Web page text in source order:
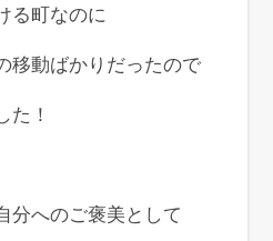
る町なのに
移動ばかりだったので
た！
分へのご褒美として